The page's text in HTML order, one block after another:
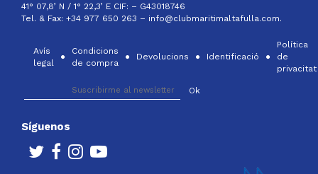
41° 07,8’ N / 1° 22,3’ E CIF: – G43018746
Tel. & Fax: +34 977 650 263 – info@clubmaritimaltafulla.com.
Avís
legal
Condicions
de compra
Devolucions Identificació
Política
de
privacitat
Síguenos